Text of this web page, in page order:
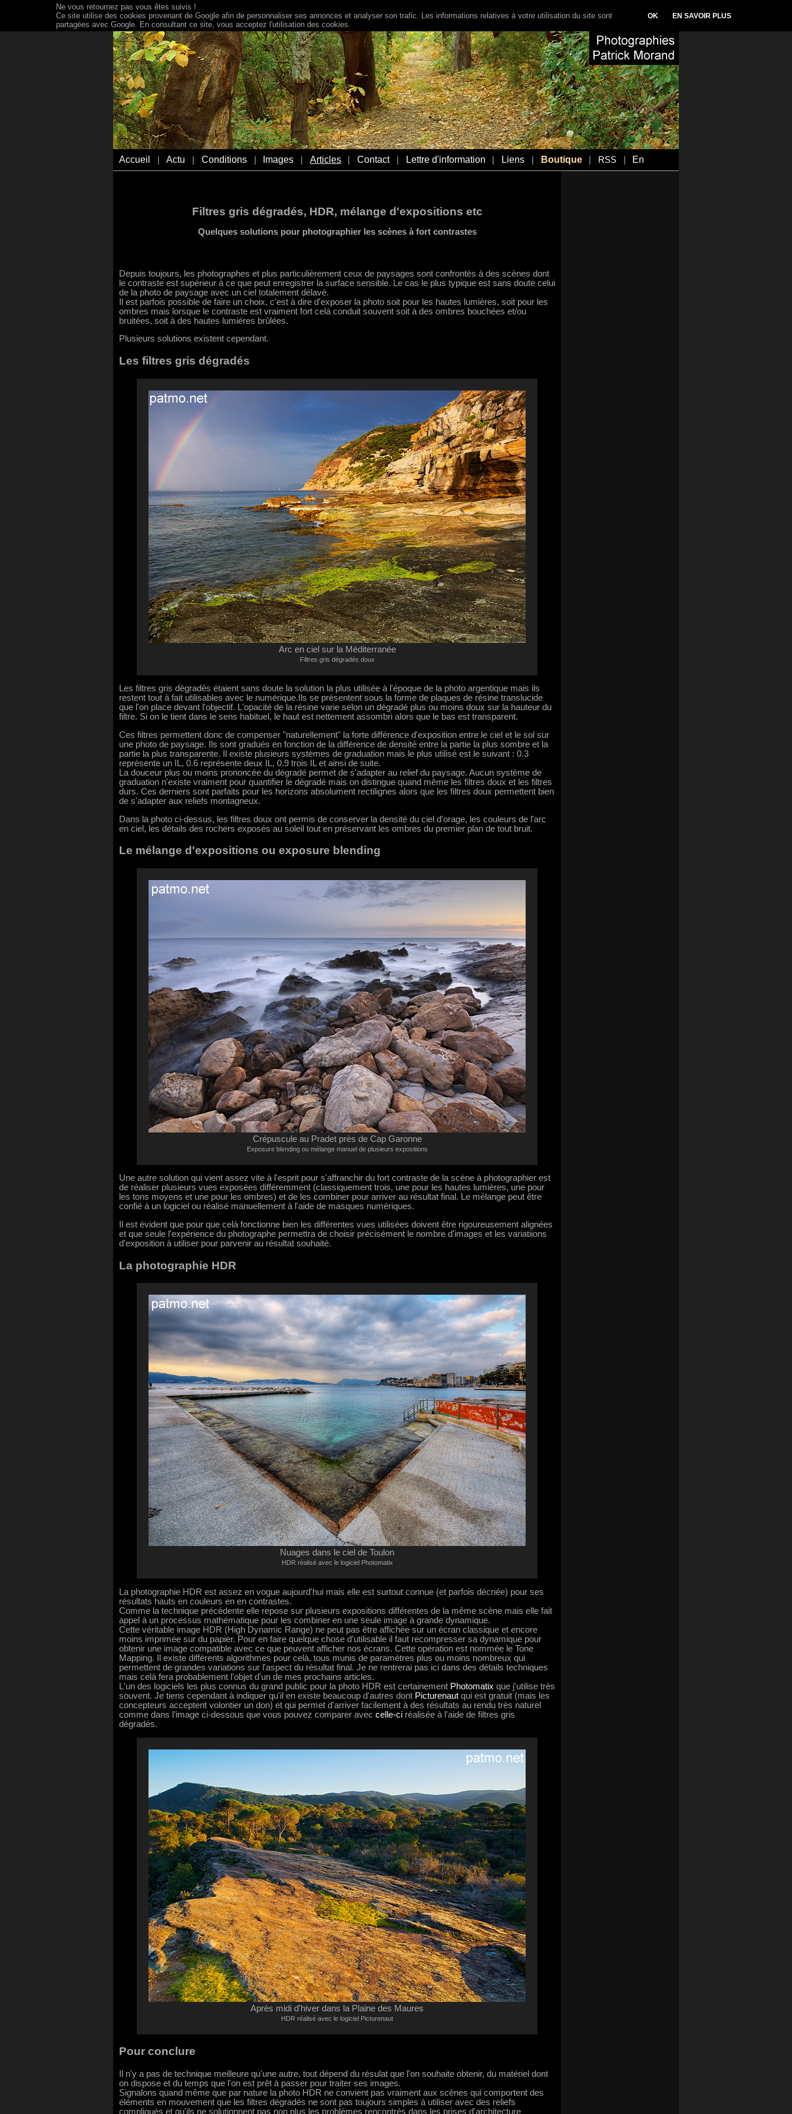
Accueil Actu Conditions Images Articles Contact Lettre d'information Liens Boutique RSS En
Filtres gris dégradés, HDR, mélange d'expositions etc
Quelques solutions pour photographier les scènes à fort contrastes
Depuis toujours, les photographes et plus particulièrement ceux de paysages sont confrontés à des scènes dont
le contraste est supérieur à ce que peut enregistrer la surface sensible. Le cas le plus typique est sans doute celui
de la photo de paysage avec un ciel totalement délavé.
Il est parfois possible de faire un choix, c'est à dire d'exposer la photo soit pour les hautes lumières, soit pour les
ombres mais lorsque le contraste est vraiment fort celà conduit souvent soit à des ombres bouchées et/ou
bruitées, soit à des hautes lumières brûlées.
Plusieurs solutions existent cependant.
Les filtres gris dégradés
Arc en ciel sur la Méditerranée
Filtres gris dégradés doux
Les filtres gris dégradés étaient sans doute la solution la plus utilisée à l'époque de la photo argentique mais ils
restent tout à fait utilisables avec le numérique.Ils se présentent sous la forme de plaques de résine translucide
que l'on place devant l'objectif. L'opacité de la résine varie selon un dégradé plus ou moins doux sur la hauteur du
filtre. Si on le tient dans le sens habituel, le haut est nettement assombri alors que le bas est transparent.
Ces filtres permettent donc de compenser "naturellement" la forte différence d'exposition entre le ciel et le sol sur
une photo de paysage. Ils sont gradués en fonction de la différence de densité entre la partie la plus sombre et la
partie la plus transparente. Il existe plusieurs systèmes de graduation mais le plus utilisé est le suivant : 0.3
représente un IL, 0.6 représente deux IL, 0.9 trois IL et ainsi de suite.
La douceur plus ou moins prononcée du dégradé permet de s'adapter au relief du paysage. Aucun système de
graduation n'existe vraiment pour quantifier le dégradé mais on distingue quand même les filtres doux et les filtres
durs. Ces derniers sont parfaits pour les horizons absolument rectilignes alors que les filtres doux permettent bien
de s'adapter aux reliefs montagneux.
Dans la photo ci-dessus, les filtres doux ont permis de conserver la densité du ciel d'orage, les couleurs de l'arc
en ciel, les détails des rochers exposés au soleil tout en préservant les ombres du premier plan de tout bruit.
Le mélange d'expositions ou exposure blending
Crépuscule au Pradet près de Cap Garonne
Exposure blending ou mélange manuel de plusieurs expositions
Une autre solution qui vient assez vite à l'esprit pour s'affranchir du fort contraste de la scène à photographier est
de réaliser plusieurs vues exposées différemment (classiquement trois, une pour les hautes lumières, une pour
les tons moyens et une pour les ombres) et de les combiner pour arriver au résultat final. Le mélange peut être
confié à un logiciel ou réalisé manuellement à l'aide de masques numériques.
Il est évident que pour que celà fonctionne bien les différentes vues utilisées doivent être rigoureusement alignées
et que seule l'expérience du photographe permettra de choisir précisément le nombre d'images et les variatiions
d'exposition à utiliser pour parvenir au résultat souhaité.
La photographie HDR
Nuages dans le ciel de Toulon
HDR réalisé avec le logiciel Photomatix
La photographie HDR est assez en vogue aujourd'hui mais elle est surtout connue (et parfois décriée) pour ses
résultats hauts en couleurs en en contrastes.
Comme la technique précédente elle repose sur plusieurs expositions différentes de la même scène mais elle fait
appel à un processus mathématique pour les combiner en une seule image à grande dynamique.
Cette véritable image HDR (High Dynamic Range) ne peut pas être affichée sur un écran classique et encore
moins imprimée sur du papier. Pour en faire quelque chose d'utilisable il faut recompresser sa dynamique pour
obtenir une image compatible avec ce que peuvent afficher nos écrans. Cette opération est nommée le Tone
Mapping. Il existe différents algorithmes pour celà, tous munis de paramètres plus ou moins nombreux qui
permettent de grandes variations sur l'aspect du résultat final. Je ne rentrerai pas ici dans des détails techniques
mais celà fera probablement l'objet d'un de mes prochains articles.
L'un des logiciels les plus connus du grand public pour la photo HDR est certainement Photomatix que j'utilise très
souvent. Je tiens cependant à indiquer qu'il en existe beaucoup d'autres dont Picturenaut qui est gratuit (mais les
concepteurs acceptent volontier un don) et qui permet d'arriver facilement à des résultats au rendu très naturel
comme dans l'image ci-dessous que vous pouvez comparer avec celle-ci réalisée à l'aide de filtres gris
dégradés.
Après midi d'hiver dans la Plaine des Maures
HDR réalisé avec le logiciel Picturenaut
Pour conclure
Il n'y a pas de technique meilleure qu'une autre, tout dépend du résulat que l'on souhaite obtenir, du matériel dont
on dispose et du temps que l'on est prêt à passer pour traiter ses images.
Signalons quand même que par nature la photo HDR ne convient pas vraiment aux scènes qui comportent des
éléments en mouvement que les filtres dégradés ne sont pas toujours simples à utiliser avec des reliefs
compliqués et qu'ils ne solutionnent pas non plus les problèmes rencontrés dans les prises d'architecture
Ne vous retournez pas vous êtes suivis !
Ce site utilise des cookies provenant de Google afin de personnaliser ses annonces et analyser son trafic. Les informations relatives à votre utilisation du site sont
partagées avec Google. En consultant ce site, vous acceptez l'utilisation des cookies.
OK EN SAVOIR PLUS